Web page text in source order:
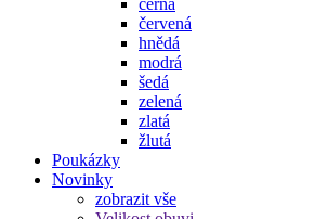
černá
červená
hnědá
modrá
šedá
zelená
zlatá
žlutá
Poukázky
Novinky
zobrazit vše